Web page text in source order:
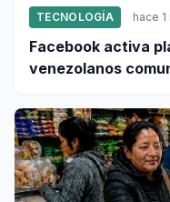
TECNOLOGÍA hace 1
Facebook activa
venezolanos